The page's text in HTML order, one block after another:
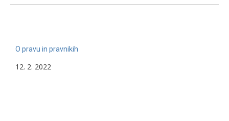
O pravu in pravnikih
12. 2. 2022